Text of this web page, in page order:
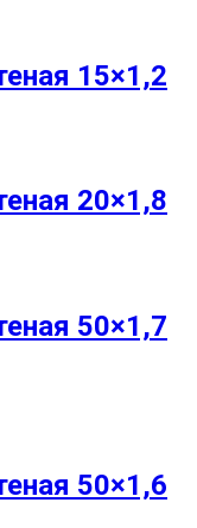
15×1,2
20×1,8
50×1,7
50×1,6